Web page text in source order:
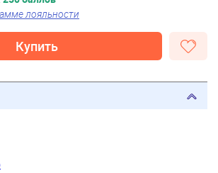
лояльности
Купить